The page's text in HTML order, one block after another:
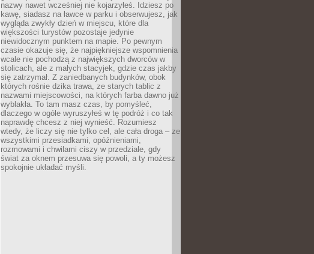
nazwy nawet wcześniej nie kojarzyłeś. Idziesz po
kawę, siadasz na ławce w parku i obserwujesz, jak
wygląda zwykły dzień w miejscu, które dla
większości turystów pozostaje jedynie
niewidocznym punktem na mapie. Po pewnym
czasie okazuje się, że najpiękniejsze wspomnienia
wcale nie pochodzą z największych dworców w
stolicach, ale z małych stacyjek, gdzie czas jakby
się zatrzymał. Z zaniedbanych budynków, obok
których rośnie dzika trawa, ze starych tablic z
nazwami miejscowości, na których farba dawno już
wyblakła. To tam masz czas, by pomyśleć,
dlaczego w ogóle wyruszyłeś w tę podróż i co tak
naprawdę chcesz z niej wynieść. Rozumiesz
wtedy, że liczy się nie tylko cel, ale cała droga – ze
wszystkimi przesiadkami, opóźnieniami,
rozmowami i chwilami ciszy w przedziale, gdy
świat za oknem przesuwa się powoli, a ty możesz
spokojnie układać myśli.